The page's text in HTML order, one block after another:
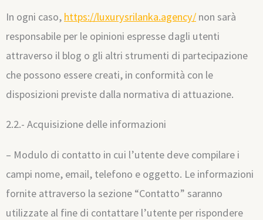
In ogni caso, https://luxurysrilanka.agency/ non sarà
responsabile per le opinioni espresse dagli utenti
attraverso il blog o gli altri strumenti di partecipazione
che possono essere creati, in conformità con le
disposizioni previste dalla normativa di attuazione.
2.2.- Acquisizione delle informazioni
– Modulo di contatto in cui l’utente deve compilare i
campi nome, email, telefono e oggetto. Le informazioni
fornite attraverso la sezione “Contatto” saranno
utilizzate al fine di contattare l’utente per rispondere